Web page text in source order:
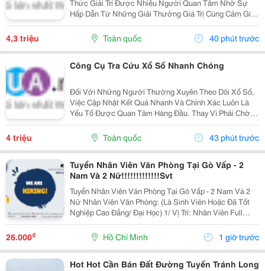
Thức Giải Trí Được Nhiều Người Quan Tâm Nhờ Sự
Hấp Dẫn Từ Những Giải Thưởng Giá Trị Cùng Cảm Giác
Hồi Hộp Khi Chờ Đợi Kết Quả Quay Thưởng. Tuy Nhiên,
Việc Cập Nhật Thông Tin Nhanh Chóng Và Chính Xác...
4,3 triệu Toàn quốc 40 phút trước
Công Cụ Tra Cứu Xổ Số Nhanh Chóng
Đối Với Những Người Thường Xuyên Theo Dõi Xổ Số,
Việc Cập Nhật Kết Quả Nhanh Và Chính Xác Luôn Là
Yếu Tố Được Quan Tâm Hàng Đầu. Thay Vì Phải Chờ
Đợi Thông Tin Từ Nhiều Nguồn Khác Nhau, Người
Dùng Hiện Nay Có Thể Dễ Dàng Tra Cứu Ketqua Trên
Các Nền...
4 triệu Toàn quốc 43 phút trước
Tuyển Nhân Viên Văn Phòng Tại Gò Vấp - 2
Nam Và 2 Nữ!!!!!!!!!!!!!Svt
Tuyển Nhân Viên Văn Phòng Tại Gò Vấp - 2 Nam Và 2
Nữ Nhân Viên Văn Phòng: (Là Sinh Viên Hoặc Đã Tốt
Nghiệp Cao Đẳng/ Đại Học) 1/ Vị Trí: Nhân Viên Full
Time (2 Nam 2 Nữ) Ca Làm: 13:00 Đến 21:00 (1 Tháng
Được Nghỉ Phép 1 Ngày, Và Hưởng Các Ngày...
26.000₫ Hồ Chí Minh 1 giờ trước
Hot Hot Cần Bán Đất Đường Tuyến Tránh Long